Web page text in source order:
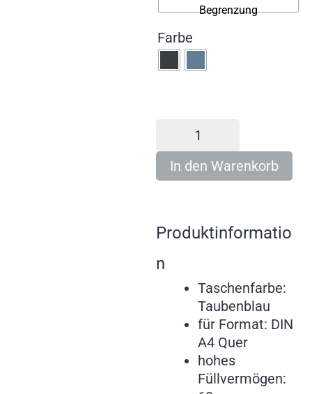
Begrenzung
Farbe
In den Warenkorb
Produktinformatio
n
Taschenfarbe:
Taubenblau
für Format: DIN
A4 Quer
hohes
Füllvermögen: